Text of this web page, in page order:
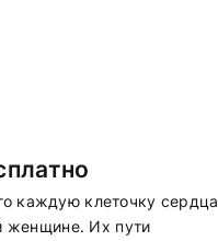
каждую клеточку сердца
женщине. Их пути